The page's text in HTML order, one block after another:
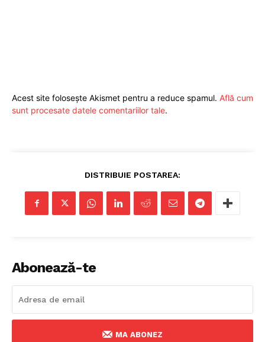
Despre noi
Fii reporter
Politica cookie-uri
Politica de Confidențialitate
Acest site folosește Akismet pentru a reduce spamul. Află cum
sunt procesate datele comentariilor tale.
DISTRIBUIE POSTAREA:
Abonează-te
MA ABONEZ